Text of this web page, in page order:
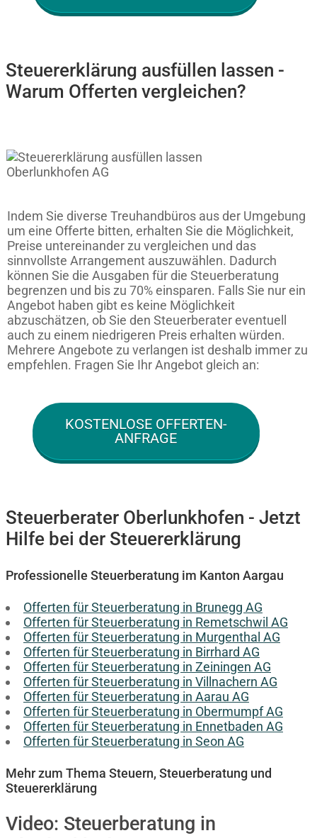
Steuererklärung ausfüllen lassen -
Warum Offerten vergleichen?
Indem Sie diverse Treuhandbüros aus der Umgebung
um eine Offerte bitten, erhalten Sie die Möglichkeit,
Preise untereinander zu vergleichen und das
sinnvollste Arrangement auszuwählen. Dadurch
können Sie die Ausgaben für die Steuerberatung
begrenzen und bis zu 70% einsparen. Falls Sie nur ein
Angebot haben gibt es keine Möglichkeit
abzuschätzen, ob Sie den Steuerberater eventuell
auch zu einem niedrigeren Preis erhalten würden.
Mehrere Angebote zu verlangen ist deshalb immer zu
empfehlen. Fragen Sie Ihr Angebot gleich an:
KOSTENLOSE OFFERTEN-
ANFRAGE
Steuerberater Oberlunkhofen - Jetzt
Hilfe bei der Steuererklärung
Professionelle Steuerberatung im Kanton Aargau
Offerten für Steuerberatung in Brunegg AG
Offerten für Steuerberatung in Remetschwil AG
Offerten für Steuerberatung in Murgenthal AG
Offerten für Steuerberatung in Birrhard AG
Offerten für Steuerberatung in Zeiningen AG
Offerten für Steuerberatung in Villnachern AG
Offerten für Steuerberatung in Aarau AG
Offerten für Steuerberatung in Obermumpf AG
Offerten für Steuerberatung in Ennetbaden AG
Offerten für Steuerberatung in Seon AG
Mehr zum Thema Steuern, Steuerberatung und
Steuererklärung
Video: Steuerberatung in